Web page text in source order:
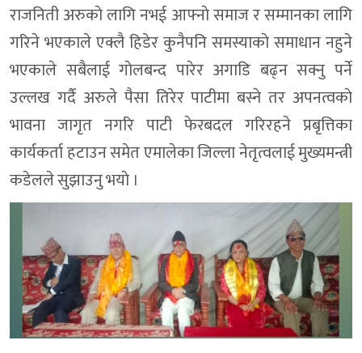
राजनिती अरुकाे लागि नभई आफ्नाे समाज र सम्मानका लागि
गरिने भएकाले एक्लै हिडेर कुनैपनि समस्याकाे समाधान नहुने
भएकाले सबैलाई गाेलबन्द पारेर अगाडि बढ्न सक्नु पर्ने
उल्लख गर्दै अरुले पैसा तिरेर पाटीमा बस्ने तर अपनत्वकाे
भावना जागृत नगरि पाटी फेरबदल गरिरहने प्रबृत्तिका
कार्यकर्ता हटाउन समेत एमालेका जिल्ला नेतृत्वलाई मुख्यमन्त्री
कडेलले सुझाउनु भयाे ।